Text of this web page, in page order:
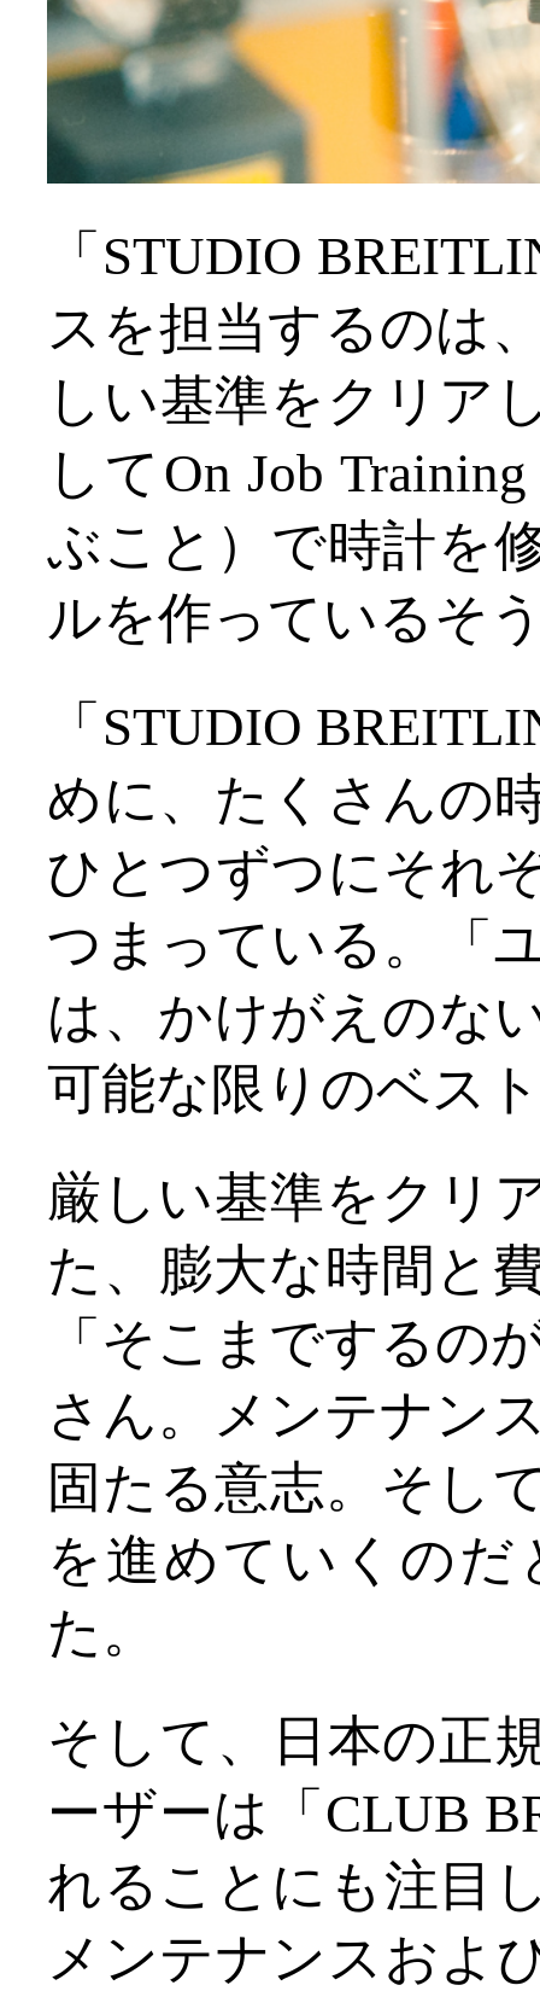
「STUDIO
スを担当するのは
しい基準をクリア
してOn Job
ぶこと）で時計を
ルを作っているそ
「STUDIO
めに、たくさんの
ひとつずつにそれ
つまっている。「
は、かけがえのな
可能な限りのベス
厳しい基準をクリ
た、膨大な時間と
「そこまでするの
さん。メンテナン
固たる意志。そし
を進めていくの
た。
そして、日本の正
ーザーは「CLUB
れることにも注目
メンテナンスおよ